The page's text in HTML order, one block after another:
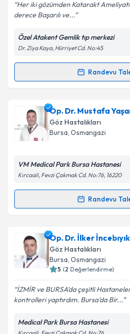
Kişisel verilerimin
Metni'ni okudum ve kişisel
kapsamda işlenmesini
Her iki gözümden Katarakt
derece Başarılı ve...
Özel Atakent Gemlik tıp merkezi
Dr. Ziya Kaya, Hürriyet Cd. No:45
Randevu
Randevu Takvimi Talebi
Op. Dr. Atila Gökçe Demir
talebi oluşturun. Size bu
için bir takvim hazırlandığında
bilgilendireceğiz.
Kişisel verilerimin
kapsamda işlenmesini
Takvim
Op. Dr. Mustafa
Göz Hastalıkları
Bursa, Osmangazi
VM Medical Park Bursa Hastanesi
Kırcaali, Fevzi Çakmak Cd. No:76, 16220
Randevu
Randevu Takvimi Talebi
Op. Dr. Mustafa Yaşariçin
oluşturun. Size bu uzmandan
takvim hazırlandığında e-
Kişisel verilerimin
Op. Dr. İlker İncebıyık
Göz Hastalıkları
Bursa, Osmangazi
5 (2 Değerlendirme)
İZMİR ve BURSA'da çeşitli
kontrolleri yaptırdım. Bursa'da Bir...
Medical Park Bursa Hastanesi